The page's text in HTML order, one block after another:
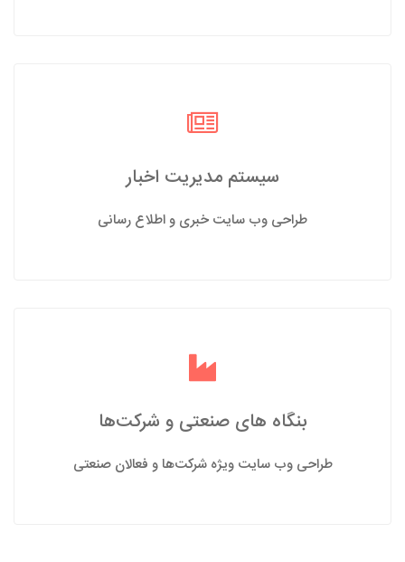
سیستم مدیریت اخبار
طراحی وب سایت خبری و اطلاع رسانی
بنگاه های صنعتی و شرکت‌ها
طراحی وب سایت ویژه شرکت‌ها و فعالان صنعتی